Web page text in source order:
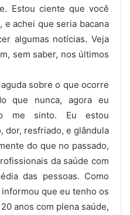
Estou ciente que você
e achei que seria bacana
algumas notícias. Veja
sem saber, nos últimos
sobre o que ocorre
que nunca, agora eu
me sinto. Eu estou
dor, resfriado, e glândula
do que no passado,
da saúde com
das pessoas. Como
que eu tenho os
anos com plena saúde,